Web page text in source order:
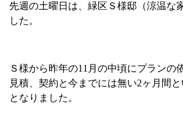
先週の土曜日は、緑区Ｓ様邸（涼温な
した。
Ｓ様から昨年の11 月の中頃にプランの
見積、契約と今までには無い2ヶ月間
となりました。